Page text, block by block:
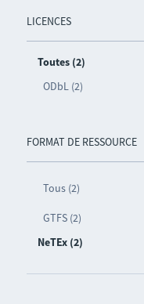
LICENCES
Toutes (2)
ODbL (2)
FORMAT DE RESSOURCE
Tous (2)
GTFS (2)
NeTEx (2)